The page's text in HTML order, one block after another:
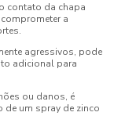
contato da chapa
a
agressivos, pode
adicional para
ou danos, é
um spray de zinco